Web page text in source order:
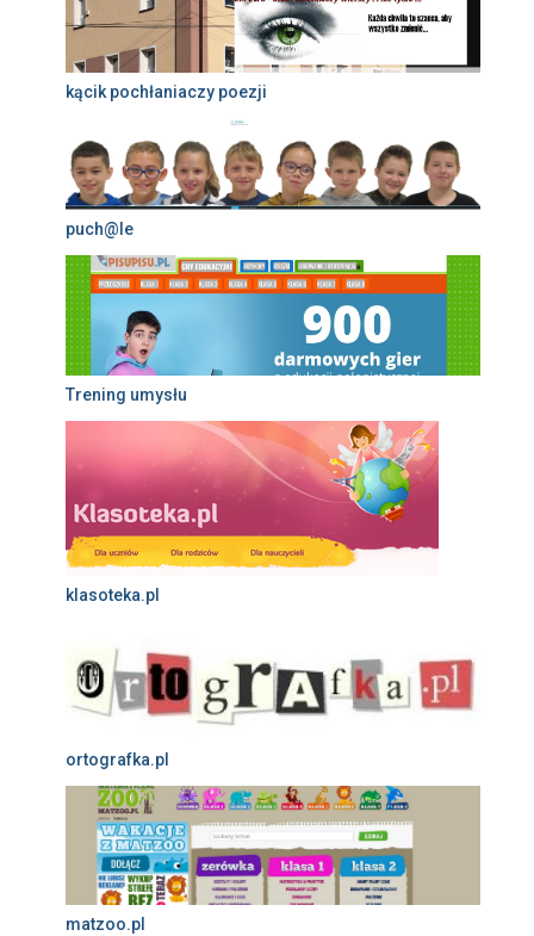
kącik pochłaniaczy poezji
puch@le
Trening umysłu
klasoteka.pl
ortografka.pl
matzoo.pl